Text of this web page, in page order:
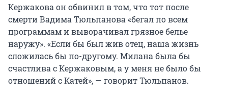
Кержакова он обвинил в том, что тот после
смерти Вадима Тюльпанова «бегал по всем
программам и выворачивал грязное белье
наружу». «Если бы был жив отец, наша жизнь
сложилась бы по-другому. Милана была бы
счастлива с Кержаковым, а у меня не было бы
отношений с Катей», — говорит Тюльпанов.